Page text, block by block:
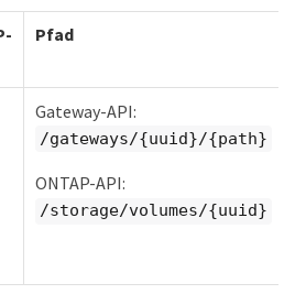
Pfad
Gateway-API:
/gateways/{uuid}/{path}
ONTAP-API:
/storage/volumes/{uuid}